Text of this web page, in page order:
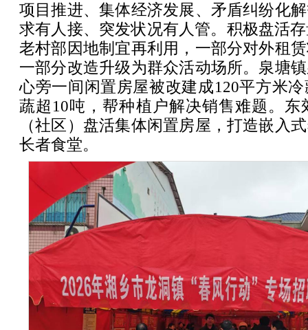
项目推进、集体经济发展、矛盾纠纷化
求有人接、突发状况有人管。积极盘活
老村部因地制宜再利用，一部分对外租
一部分改造升级为群众活动场所。泉塘
心旁一间闲置房屋被改建成120平方米
蔬超10吨，帮种植户解决销售难题。东
（社区）盘活集体闲置房屋，打造嵌入
长者食堂。